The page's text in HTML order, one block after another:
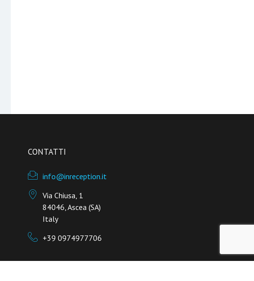
CONTATTI
info@inreception.it
Via Chiusa, 1
84046, Ascea (SA)
Italy
+39 0974977706